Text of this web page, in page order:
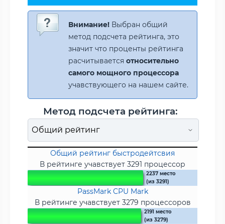
Внимание! Выбран общий
метод подсчета рейтинга, это
значит что проценты рейтинга
расчитывается относительно
самого мощного процессора
учавствующего на нашем сайте.
Метод подсчета рейтинга:
Общий рейтинг быстродейтсвия
В рейтинге учавствует 3291 процессор
2237 место
(из 3291)
PassMark CPU Mark
В рейтинге учавствует 3279 процессоров
2191 место
(из 3279)